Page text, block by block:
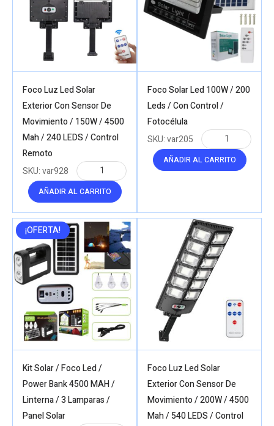
Foco Luz Led Solar
Exterior Con Sensor De
Movimiento / 150W / 4500
Mah / 240 LEDS / Control
Remoto
AÑADIR AL CARRITO
SKU:var928
Foco Solar Led 100W / 200
Leds / Con Control /
Fotocélula
AÑADIR AL CARRITO
SKU:var205
¡OFERTA!
Kit Solar / Foco Led /
Power Bank 4500 MAH /
Linterna / 3 Lamparas /
Panel Solar
Foco Luz Led Solar
Exterior Con Sensor De
Movimiento / 200W / 4500
Mah / 540 LEDS / Control